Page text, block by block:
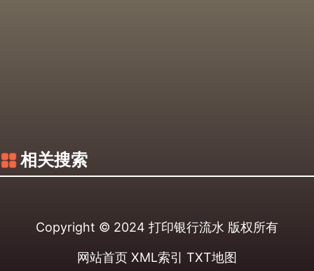
相关搜索
Copyright © 2024 打印银行流水 版权所有
网站首页 XML索引 TXT地图